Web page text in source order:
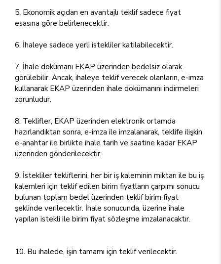
5. Ekonomik açıdan en avantajlı teklif sadece fiyat
esasına göre belirlenecektir.
6. İhaleye sadece yerli istekliler katılabilecektir.
7. İhale dokümanı EKAP üzerinden bedelsiz olarak
görülebilir. Ancak, ihaleye teklif verecek olanların, e-imza
kullanarak EKAP üzerinden ihale dokümanını indirmeleri
zorunludur.
8. Teklifler, EKAP üzerinden elektronik ortamda
hazırlandıktan sonra, e-imza ile imzalanarak, teklife ilişkin
e-anahtar ile birlikte ihale tarih ve saatine kadar EKAP
üzerinden gönderilecektir.
9. İstekliler tekliflerini, her bir iş kaleminin miktarı ile bu iş
kalemleri için teklif edilen birim fiyatların çarpımı sonucu
bulunan toplam bedel üzerinden teklif birim fiyat
şeklinde verilecektir. İhale sonucunda, üzerine ihale
yapılan istekli ile birim fiyat sözleşme imzalanacaktır.
10. Bu ihalede, işin tamamı için teklif verilecektir.